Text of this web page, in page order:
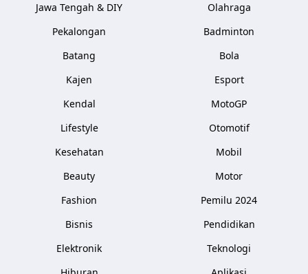
Jawa Tengah & DIY
Pekalongan
Batang
Kajen
Kendal
Lifestyle
Kesehatan
Beauty
Fashion
Bisnis
Elektronik
Olahraga
Badminton
Bola
Esport
MotoGP
Otomotif
Mobil
Motor
Pemilu 2024
Pendidikan
Teknologi